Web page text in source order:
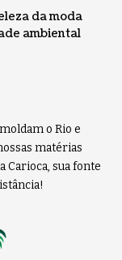
da moda
ambiental
o Rio e
matérias
Carioca, sua fonte